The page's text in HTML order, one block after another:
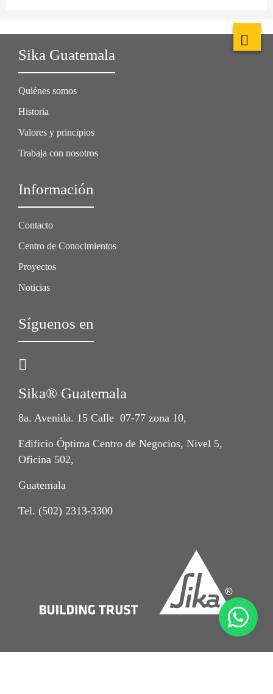
Sika Guatemala
Quiénes somos
Historia
Valores y principios
Trabaja con nosotros
Información
Contacto
Centro de Conocimientos
Proyectos
Noticias
Síguenos en
Sika® Guatemala
8a. Avenida. 15 Calle 07-77 zona 10,
Edificio Óptima Centro de Negocios, Nivel 5,
Oficina 502,
Guatemala
Tel. (502) 2313-3300